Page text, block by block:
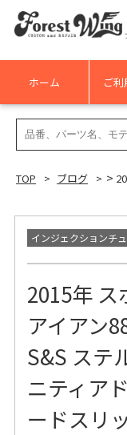
ホーム ご
検
索
果:
TOP ブログ >
インジェクションチ
2015年 ス
アイアン
S&S ステ
ニティア
ードスリ